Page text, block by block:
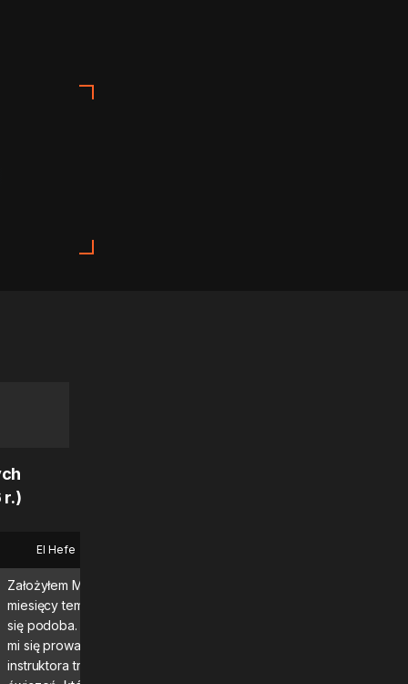
r.)
El Hefe
Założyłem MadMuscles kilka
miesięcy temu i program bardzo mi
się podoba. Szczególnie podobają
mi się prowadzone przez
instruktora treningi i codzienny plan